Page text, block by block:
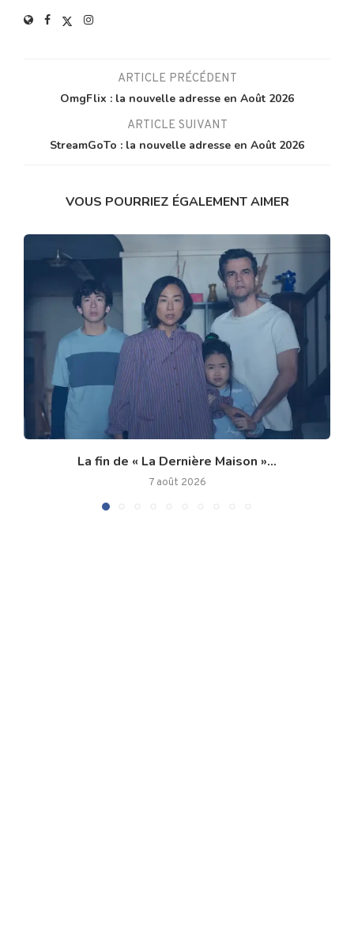
ARTICLE PRÉCÉDENT
OmgFlix : la nouvelle adresse en Août 2026
ARTICLE SUIVANT
StreamGoTo : la nouvelle adresse en Août 2026
VOUS POURRIEZ ÉGALEMENT AIMER
La fin de « La Dernière Maison »...
7 août 2026